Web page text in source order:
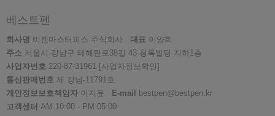
베스트펜
회사명 비젠마스터피스 주식회사 대표 이양희
주소 서울시 강남구 테헤란로38길 43 청록빌딩 지하1층
사업자번호 220-87-31961 [사업자정보확인]
통신판매번호 제 강남-11791호
개인정보보호책임자 이지윤 E-mail
bestpen@bestpen.kr
고객센터 AM 10:00 - PM 05:00